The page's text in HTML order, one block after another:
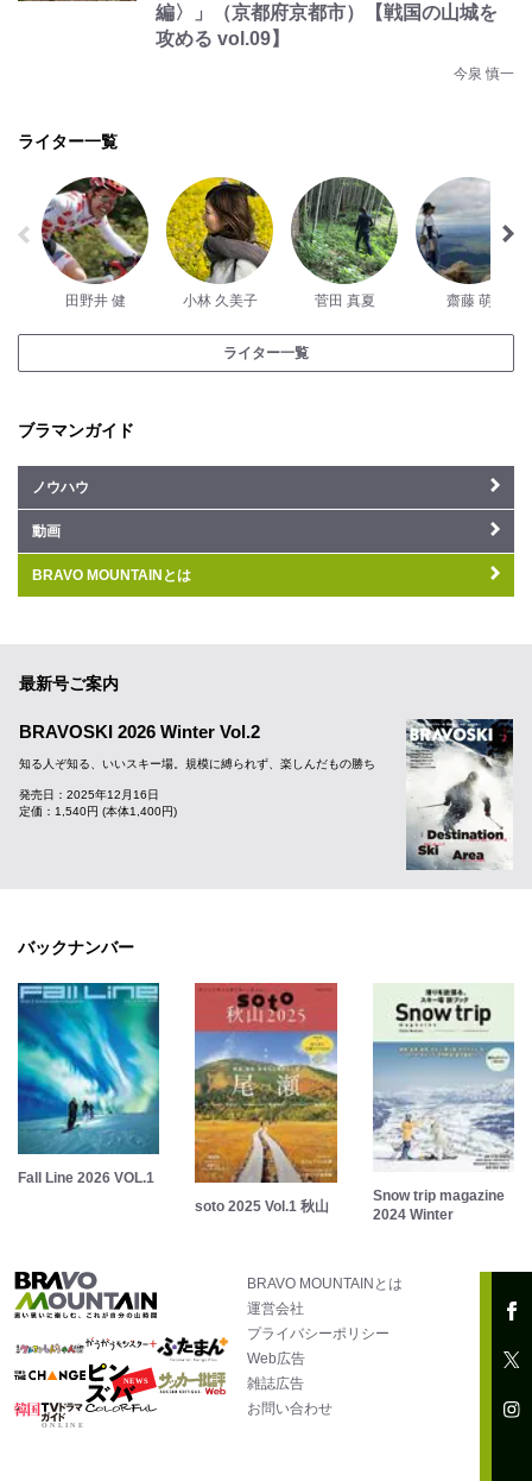
編〉」（京都府京都市）【戦国の山城を
攻める vol.09】
今泉 慎一
ライター一覧
田野井 健 小林 久美子 菅田 真夏 齋藤 萌
ライター一覧
ブラマンガイド
ノウハウ
動画
BRAVO MOUNTAINとは
最新号ご案内
BRAVOSKI 2026 Winter Vol.2
知る人ぞ知る、いいスキー場。規模に縛られず、楽しんだもの勝ち
発売日：2025年12月16日
定価：1,540円 (本体1,400円)
バックナンバー
Fall Line 2026 VOL.1
soto 2025 Vol.1 秋山
Snow trip magazine
2024 Winter
BRAVO MOUNTAINとは
運営会社
プライバシーポリシー
Web広告
雑誌広告
お問い合わせ